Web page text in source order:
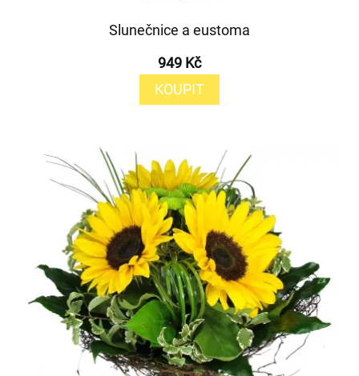
Slunečnice a eustoma
949 Kč
KOUPIT